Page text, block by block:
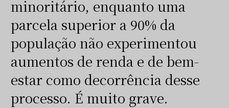
minoritário, enquanto uma
parcela superior a 90% da
população não experimentou
aumentos de renda e de bem-
estar como decorrência desse
processo. É muito grave.